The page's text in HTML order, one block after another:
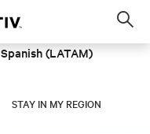
Spanish (LATAM)
STAY IN MY REGION